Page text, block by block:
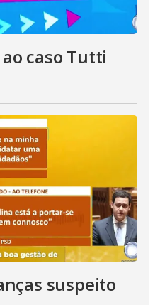
caso Tutti
suspeito